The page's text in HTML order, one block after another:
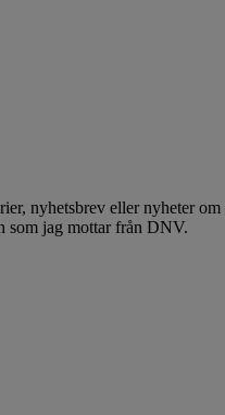
nyhetsbrev eller nyheter
som jag mottar från DNV.